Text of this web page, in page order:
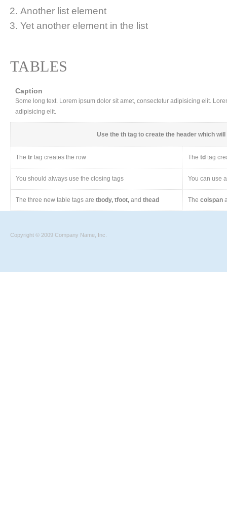
Another list element
Yet another element in the list
TABLES
Caption
Some long text. Lorem ipsum dolor sit amet, consectetur adipisicing elit.
adipisicing elit.
Use the th tag to create the header which
The tr tag creates the row The td tag
You should always use the closing tags You can use
The three new table tags are tbody, tfoot, and thead The colspan
Copyright © 2009 Company Name, Inc.